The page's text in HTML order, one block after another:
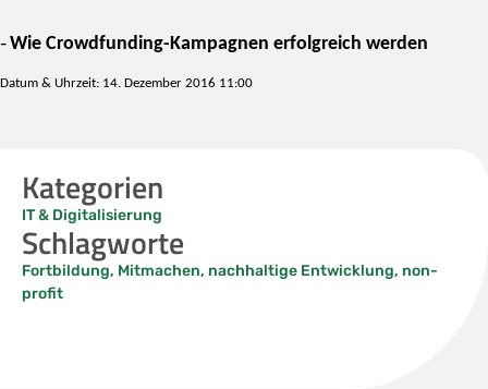
– Wie Crowdfunding-Kampagnen erfolgreich werden
Datum & Uhrzeit: 14. Dezember 2016 11:00
Kategorien
IT & Digitalisierung
Schlagworte
Fortbildung, Mitmachen, nachhaltige Entwicklung, non-
profit